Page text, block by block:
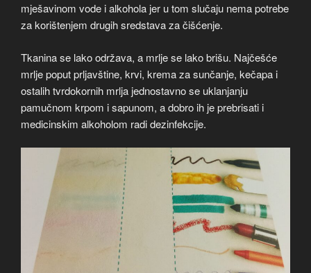
mješavinom vode i alkohola jer u tom slučaju nema potrebe
za korištenjem drugih sredstava za čišćenje.
Tkanina se lako održava, a mrlje se lako brišu. Najčešće
mrlje poput prljavštine, krvi, krema za sunčanje, kečapa i
ostalih tvrdokornih mrlja jednostavno se uklanjanju
pamučnom krpom i sapunom, a dobro ih je prebrisati i
medicinskim alkoholom radi dezinfekcije.